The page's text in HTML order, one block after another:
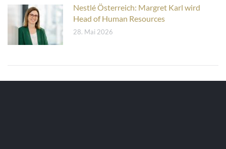
Nestlé Österreich: Margret Karl wird
Head of Human Resources
28. Mai 2026